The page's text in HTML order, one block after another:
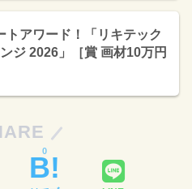
トアワード！「リキテック
ジ 2026」［賞 画材10万円
0